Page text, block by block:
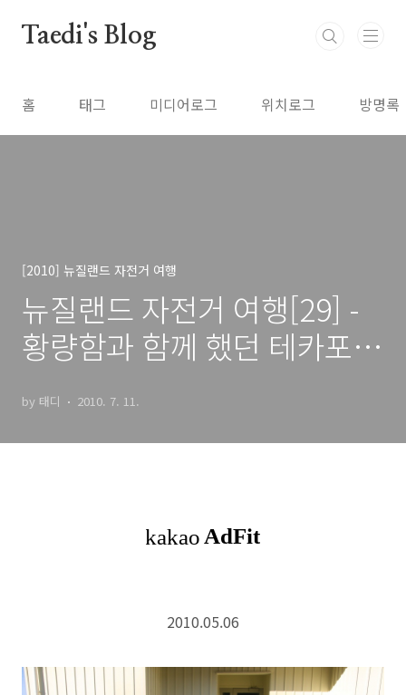
Taedi's Blog
홈 태그 미디어로그 위치로그 방명록
[2010] 뉴질랜드 자전거 여행
뉴질랜드 자전거 여행[29] -
황량함과 함께 했던 테카포까
by 태디 2010. 7. 11.
2010.05.06